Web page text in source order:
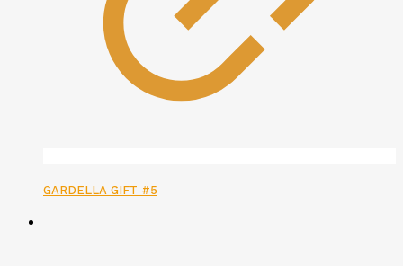
GARDELLA GIFT #5